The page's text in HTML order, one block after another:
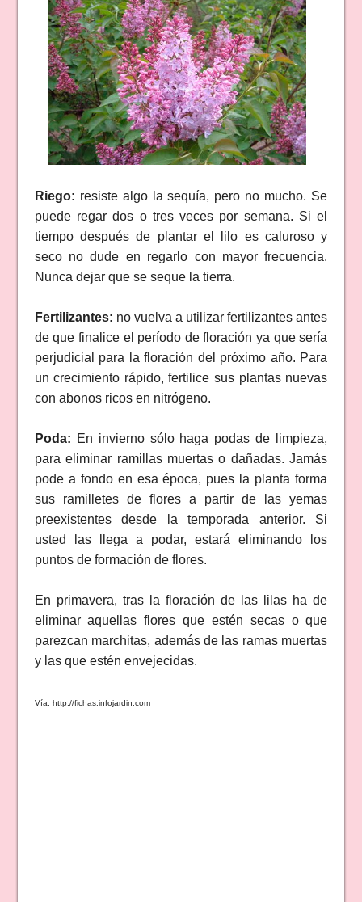
Riego: resiste algo la sequía, pero no mucho. Se
puede regar dos o tres veces por semana. Si el
tiempo después de plantar el lilo es caluroso y
seco no dude en regarlo con mayor frecuencia.
Nunca dejar que se seque la tierra.
Fertilizantes: no vuelva a utilizar fertilizantes antes
de que finalice el período de floración ya que sería
perjudicial para la floración del próximo año. Para
un crecimiento rápido, fertilice sus plantas nuevas
con abonos ricos en nitrógeno.
Poda: En invierno sólo haga podas de limpieza,
para eliminar ramillas muertas o dañadas. Jamás
pode a fondo en esa época, pues la planta forma
sus ramilletes de flores a partir de las yemas
preexistentes desde la temporada anterior. Si
usted las llega a podar, estará eliminando los
puntos de formación de flores.
En primavera, tras la floración de las lilas ha de
eliminar aquellas flores que estén secas o que
parezcan marchitas, además de las ramas muertas
y las que estén envejecidas.
Vía: http://fichas.infojardin.com